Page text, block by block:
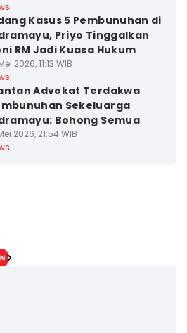
Kasus 5 Pembunuhan di
Priyo Tinggalkan
RM Jadi Kuasa Hukum
2026, 11:13 WIB
Advokat Terdakwa
Sekeluarga
Bohong Semua
2026, 21:54 WIB